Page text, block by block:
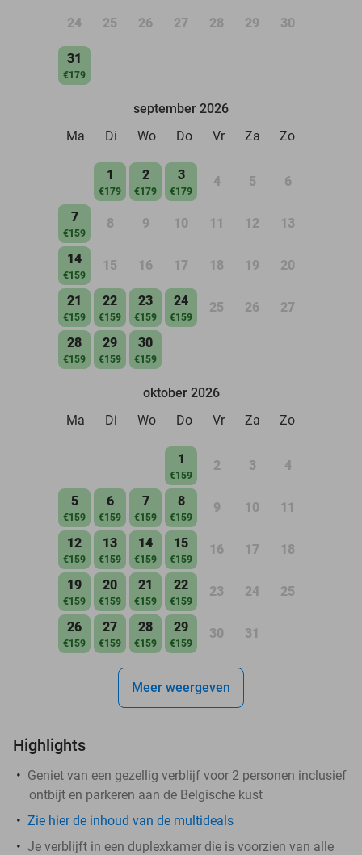
24 25 26 27 28 29 30
31
€179
september 2026
Ma
Di Wo Do Vr Za Zo
1
€179
2
€179
3
€179
4 5 6
7
€159
8 9 10 11 12 13
14
€159
15 16 17 18 19 20
21
€159
22
€159
23
€159
24
€159
25 26 27
28
€159
29
€159
30
€159
oktober 2026
Ma
Di Wo Do Vr Za Zo
1
€159
2 3 4
5
€159
6
€159
7
€159
8
€159
9 10 11
12
€159
13
€159
14
€159
15
€159
16 17 18
19
€159
20
€159
21
€159
22
€159
23 24 25
26
€159
27
€159
28
€159
29
€159
30 31
Meer weergeven
Highlights
Geniet van een gezellig verblijf voor 2 personen inclusief
ontbijt en parkeren aan de Belgische kust
Zie hier de inhoud van de multideals
Je verblijft in een duplexkamer die is voorzien van alle